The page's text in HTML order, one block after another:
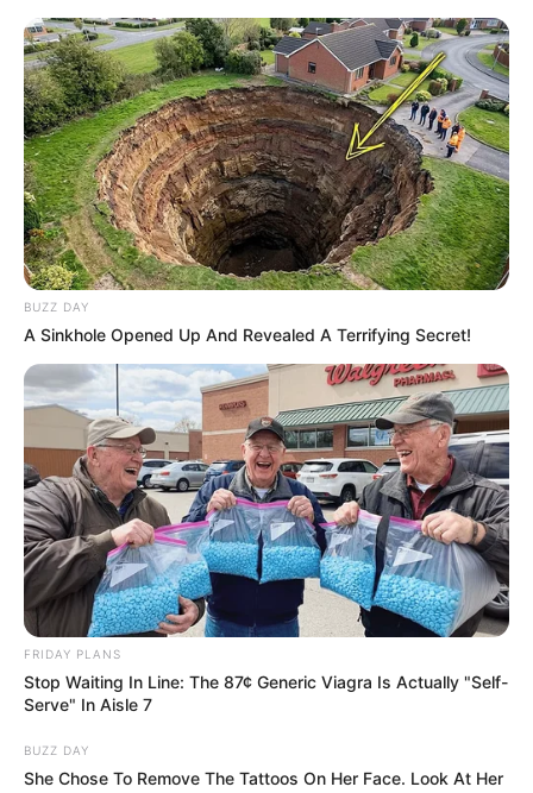
BUZZ DAY
A Sinkhole Opened Up And Revealed A Terrifying Secret!
FRIDAY PLANS
Stop Waiting In Line: The 87¢ Generic Viagra Is Actually "Self-
Serve" In Aisle 7
BUZZ DAY
She Chose To Remove The Tattoos On Her Face. Look At Her